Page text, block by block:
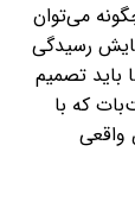
می‌توان
رسیدگی
باید تصمیم
که با